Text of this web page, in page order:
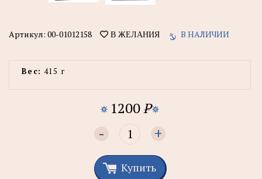
Артикул: 00-01012158 В ЖЕЛАНИЯ В НАЛИЧИИ
Вес: 415 г
1200P
- +
Купить